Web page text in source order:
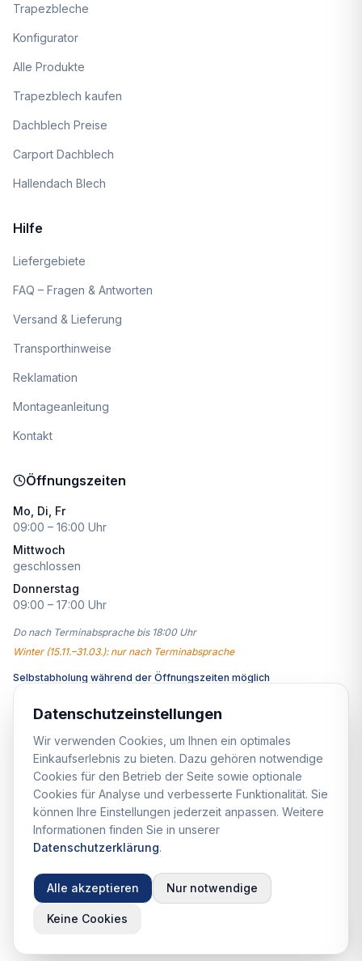
Trapezbleche
Konfigurator
Alle Produkte
Trapezblech kaufen
Dachblech Preise
Carport Dachblech
Hallendach Blech
Hilfe
Liefergebiete
FAQ – Fragen & Antworten
Versand & Lieferung
Transporthinweise
Reklamation
Montageanleitung
Kontakt
Öffnungszeiten
Mo, Di, Fr
09:00 – 16:00 Uhr
Mittwoch
geschlossen
Donnerstag
09:00 – 17:00 Uhr
Do nach Terminabsprache bis 18:00 Uhr
Winter (15.11.–31.03.): nur nach Terminabsprache
Selbstabholung während der Öffnungszeiten möglich
Belieferte Städte
Königstein (Hauptsitz)DresdenLeipzigChemnitzZwickauPlauen
BautzenGörlitzPirnaMeißen RiesaHoyerswerda CottbusErfurt
Magdeburg
Berlin Alle Liefergebiete →
© 2026 StaroProfile Blechdachhandel. Alle Rechte
vorbehalten.
DatenschutzImpressumAGBWiderrufsrecht
KontaktinformationenVersand
Datenschutzeinstellungen
Wir verwenden Cookies, um Ihnen ein optimales
Einkaufserlebnis zu bieten. Dazu gehören notwendige
Cookies für den Betrieb der Seite sowie optionale
Cookies für Analyse und verbesserte Funktionalität. Sie
können Ihre Einstellungen jederzeit anpassen. Weitere
Informationen finden Sie in unserer
Datenschutzerklärung.
Alle akzeptieren Nur notwendige
Keine Cookies